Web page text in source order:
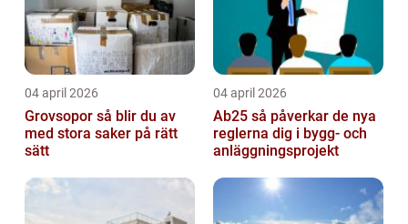
04 april 2026
Grovsopor så blir du av
med stora saker på rätt
sätt
04 april 2026
Ab25 så påverkar de nya
reglerna dig i bygg- och
anläggningsprojekt